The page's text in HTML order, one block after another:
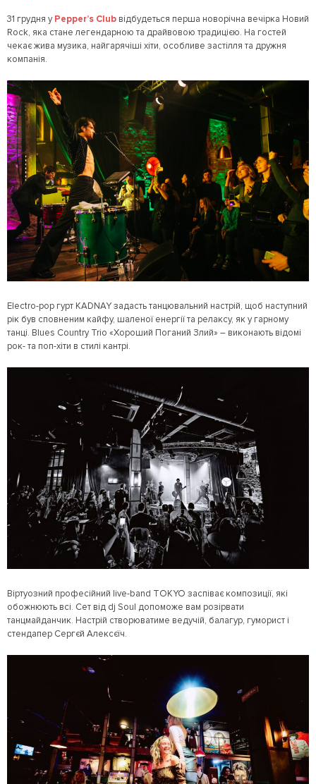
31 грудня уPepper’s Club відбудеться перша новорічна вечірка Новий
Rock, яка стане легендарною та драйвовою традицією. На гостей
чекає жива музика, найгарячіші хіти, особливе застілля та дружня
компанія.
Electro-pop гурт KADNAY задасть танцювальний настрій, щоб наступний
рік був сповненим кайфу, шаленої енергії та релаксу, як у гарному
танці. Blues Country Trio «Хороший Поганий Злий» – виконають відомі
рок- та поп-хіти в стилі кантрі.
Віртуозний професійний live-band TOKYO заспіває композиції, які
обожнюють всі. Сет від dj Soul допоможе вам розірвати
танцмайданчик. Настрій створюватиме ведучій, балагур, гуморист і
стендапер Сергєй Алексєїч.